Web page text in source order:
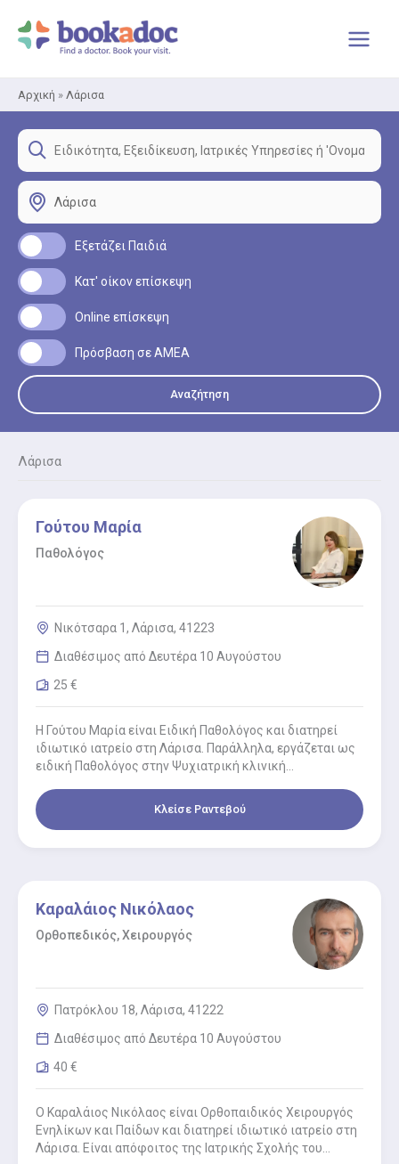
στο
περιεχόμενο
Αρχική » Λάρισα
Εξετάζει Παιδιά
Κατ' οίκον επίσκεψη
Online επίσκεψη
Πρόσβαση σε ΑΜΕΑ
Αναζήτηση
Λάρισα
Γούτου Μαρία
Παθολόγος
Νικότσαρα 1, Λάρισα, 41223
Διαθέσιμος από Δευτέρα 10 Αυγούστου
25 €
Η Γούτου Μαρία είναι Ειδική Παθολόγος και διατηρεί
ιδιωτικό ιατρείο στη Λάρισα. Παράλληλα, εργάζεται ως
ειδική Παθολόγος στην Ψυχιατρική κλινική
Κλείσε Ραντεβού
Καραλάιος Νικόλαος
Ορθοπεδικός, Χειρουργός
Πατρόκλου 18, Λάρισα, 41222
Διαθέσιμος από Δευτέρα 10 Αυγούστου
40 €
Ο Καραλάιος Νικόλαος είναι Ορθοπαιδικός Χειρουργός
Ενηλίκων και Παίδων και διατηρεί ιδιωτικό ιατρείο στη
Λάρισα. Είναι απόφοιτος της Ιατρικής Σχολής του